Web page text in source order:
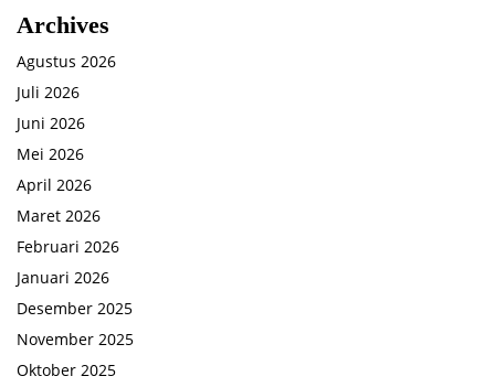
Archives
Agustus 2026
Juli 2026
Juni 2026
Mei 2026
April 2026
Maret 2026
Februari 2026
Januari 2026
Desember 2025
November 2025
Oktober 2025